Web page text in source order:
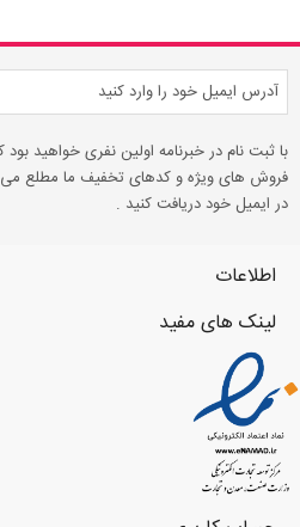
با ثبت نام در خبرنامه اولین نفری خواهید
فروش های ویژه و کدهای تخفیف ما مطلع می
در ایمیل خود دریافت کنید .
اطلاعات
لینک های مفید